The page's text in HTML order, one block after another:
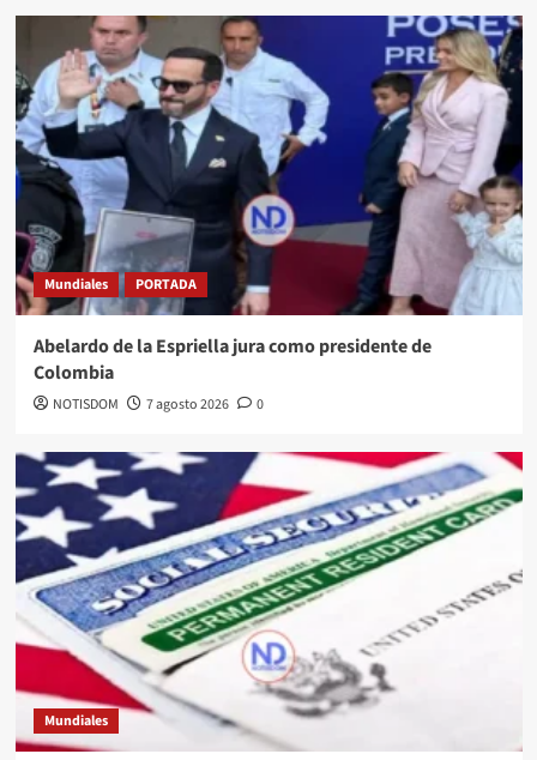
Mundiales PORTADA
Abelardo de la Espriella jura como presidente de
Colombia
NOTISDOM 7 agosto 2026 0
Mundiales